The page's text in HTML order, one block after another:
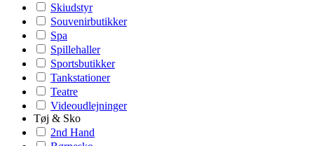
Skiudstyr
Souvenirbutikker
Spa
Spillehaller
Sportsbutikker
Tankstationer
Teatre
Videoudlejninger
Tøj & Sko
2nd Hand